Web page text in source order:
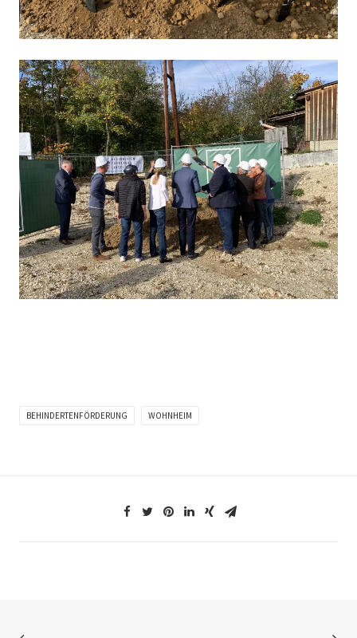
BEHINDERTENFÖRDERUNG WOHNHEIM